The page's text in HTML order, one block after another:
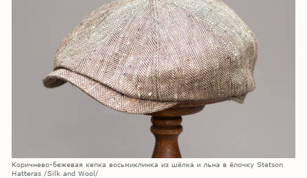
Коричнево-бежевая кепка восьмиклинка из шёлка и льна в ёлочку Stetson
Hatteras /Silk and Wool/